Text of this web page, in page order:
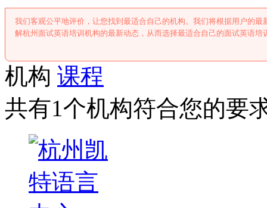
我们客观公平地评价，让您找到最适合自己的机构。我们将根据用户的
解杭州面试英语培训机构的最新动态，从而选择最适合自己的面试英语培
机构 课程
共有1个机构符合您的要